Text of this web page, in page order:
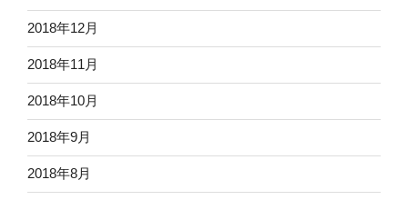
2018年12月
2018年11月
2018年10月
2018年9月
2018年8月